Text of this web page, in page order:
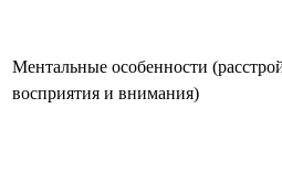
Ментальные особенности
восприятия и внимания)